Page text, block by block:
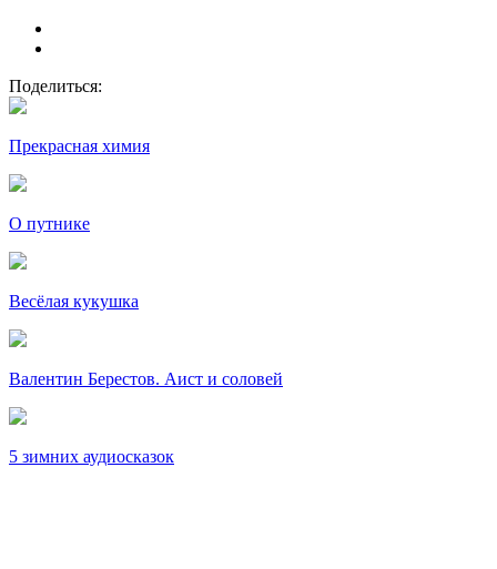
Поделиться:
Прекрасная химия
О путнике
Весёлая кукушка
Валентин Берестов. Аист и соловей
5 зимних аудиосказок